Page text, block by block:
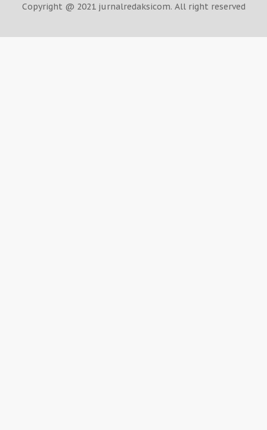
Copyright @ 2021 jurnalredaksicom. All right reserved